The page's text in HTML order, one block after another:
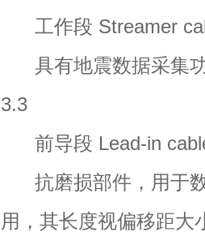
工作段 Streamer
具有地震数据采集功
3.3
前导段 Lead-in
抗磨损部件，用于数
用，其长度视偏移距大